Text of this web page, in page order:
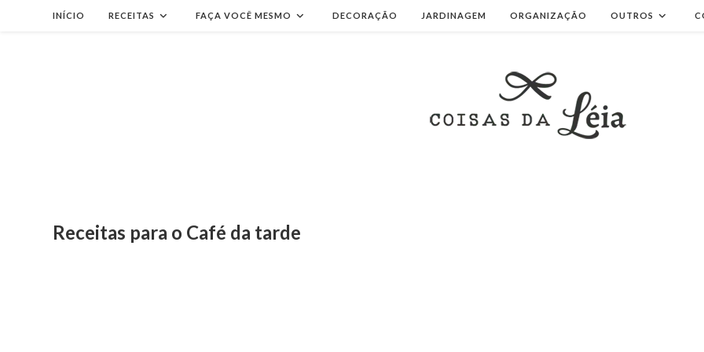
INÍCIO RECEITAS FAÇA VOCÊ MESMO DECORAÇÃO JARDINAGEM ORGANIZAÇÃO OUTROS
Receitas para o Café da tarde